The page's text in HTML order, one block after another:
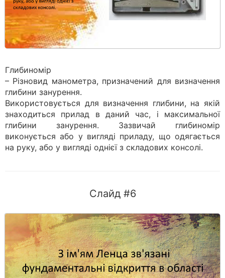
Глибиномір
– Різновид манометра, призначений для визначення
глибини занурення.
Використовується для визначення глибини, на якій
знаходиться прилад в даний час, і максимальної
глибини занурення. Зазвичай глибиномір
виконується або у вигляді приладу, що одягається
на руку, або у вигляді однієї з складових консолі.
Слайд #6